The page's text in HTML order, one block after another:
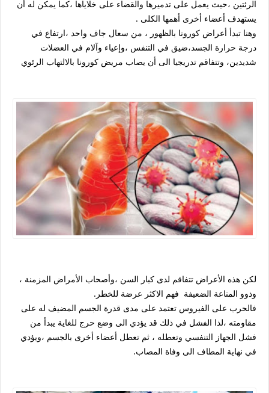
الرئتين ،حيث يعمل على تدميرها والقضاء على خلاياها ،كما يمكن له أن
يستهدف أعضاء أخرى أهمها الكلى .
وهنا تبدأ أعراض كورونا بالظهور ، من سعال جاف واحد ،ارتفاع في
درجة حرارة الجسد،ضيق في التنفس ،وإعياء وآلام في العضلات
شديدين، وتتفاقم تدريجيا الى أن يصاب مريض كورونا بالالتهاب الرئوي
لكن هذه الأعراض تتفاقم لدى كبار السن ،وأصحاب الأمراض المزمنة ،
وذوو المناعة الضعيفة فهم الاكثر عرضة للخطر.
فالحرب على الفيروس تعتمد على مدى قدرة الجسم المضيف له على
مقاومته ،لذا الفشل في ذلك قد يؤدي الى وضع حرج للغاية يبدأ من
فشل الجهاز التنفسي وتعطله ، ثم تعطل أعضاء أخرى بالجسم ،ويؤدي
في نهاية المطاف الى وفاة المصاب.